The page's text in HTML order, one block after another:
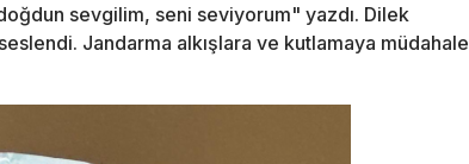
sevgilim, seni seviyorum" yazdı. Dilek
Jandarma alkışlara ve kutlamaya müdahale